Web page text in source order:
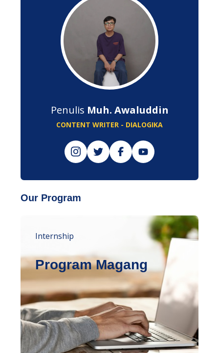
Penulis Muh. Awaluddin
CONTENT WRITER - DIALOGIKA
Our Program
Internship
Program Magang